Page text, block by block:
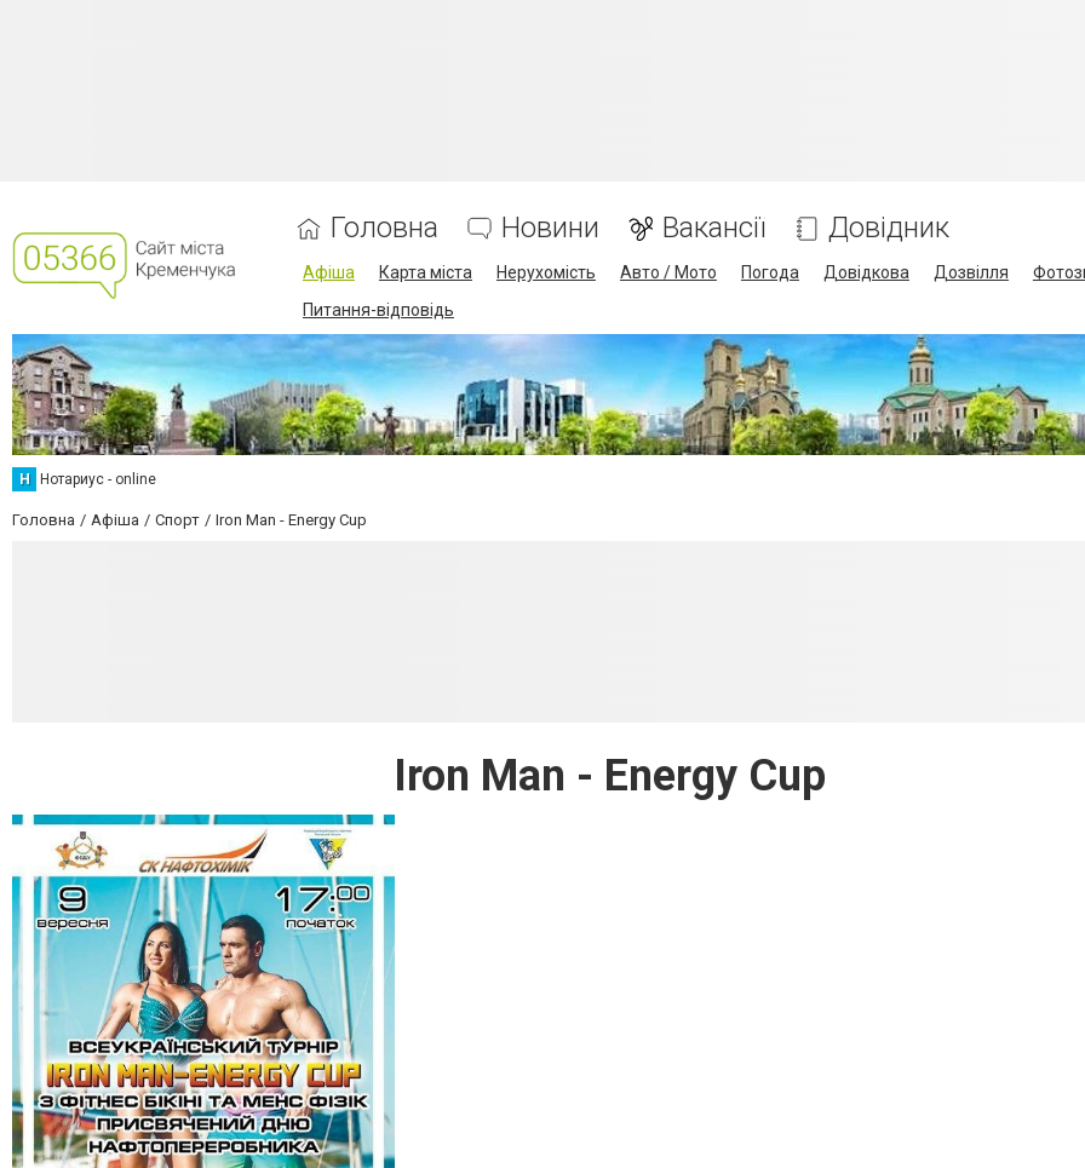
Головна Новини Вакансії Довідник
Афіша Карта міста Нерухомість Авто / Мото Погода Довідкова Дозвілля
Питання-відповідь
Н Нотариус - online
Головна Афіша Спорт Iron Man - Energy Cup
Iron Man - Energy Cup